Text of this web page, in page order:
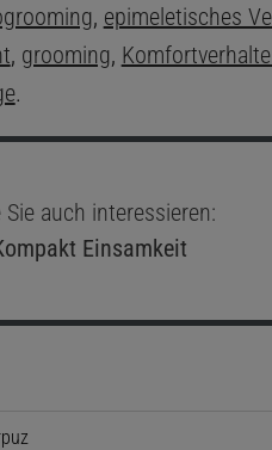
, epimeletisches
, grooming,
.
auch interessieren:
Einsamkeit